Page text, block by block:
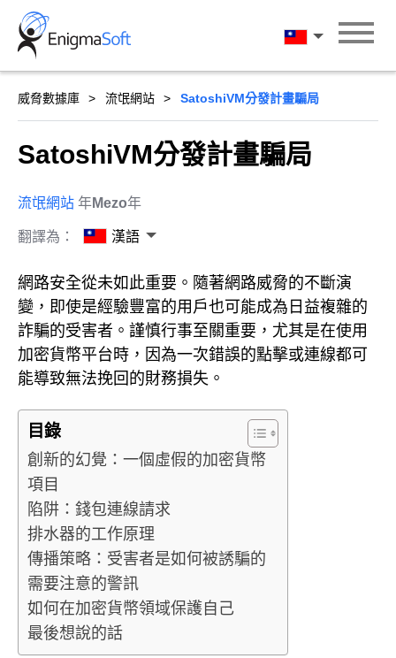
Skip
content
漢語
威脅數據庫 流氓網站 SatoshiVM分發計畫騙局
SatoshiVM分發計畫騙局
流氓網站 年Mezo年
翻譯為： 漢語
網路安全從未如此重要。隨著網路威脅的不斷演
變，即使是經驗豐富的用戶也可能成為日益複雜的
詐騙的受害者。謹慎行事至關重要，尤其是在使用
加密貨幣平台時，因為一次錯誤的點擊或連線都可
能導致無法挽回的財務損失。
目錄
創新的幻覺：一個虛假的加密貨幣
項目
陷阱：錢包連線請求
排水器的工作原理
傳播策略：受害者是如何被誘騙的
需要注意的警訊
如何在加密貨幣領域保護自己
最後想說的話